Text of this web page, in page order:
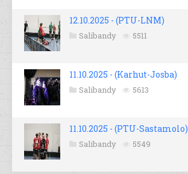
12.10.2025 - (PTU-LNM)
Salibandy 5511
11.10.2025 - (Karhut-Josba)
Salibandy 5613
11.10.2025 - (PTU-Sastamolo)
Salibandy 5549